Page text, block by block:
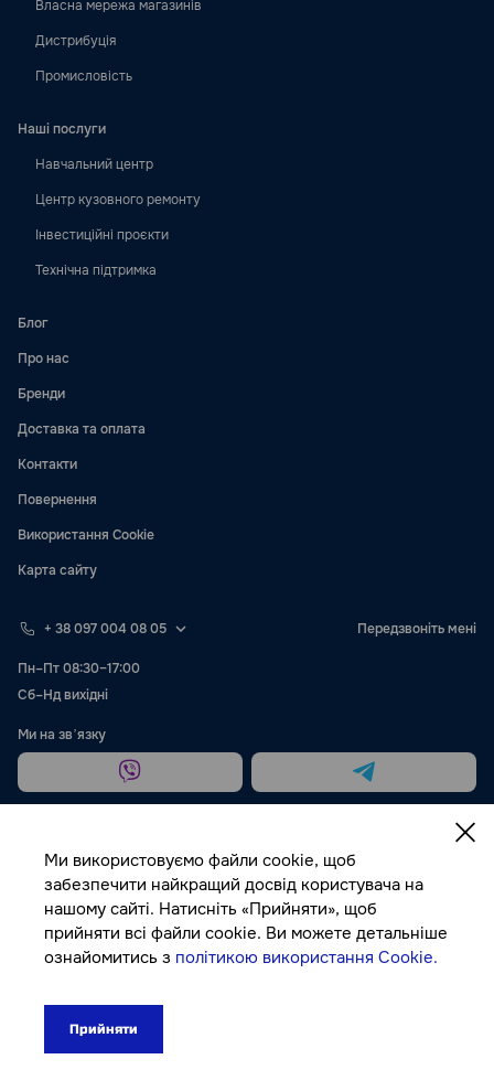
1770₴
Власна мережа магазинів
Дистрибуція
Промисловість
Наші послуги
Навчальний центр
Центр кузовного ремонту
Інвестиційні проєкти
Технічна підтримка
Блог
Про нас
Бренди
Доставка та оплата
Контакти
Повернення
Використання Cookie
Карта сайту
+ 38 097 004 08 05 Передзвоніть мені
Пн–Пт 08:30–17:00
Сб–Нд вихідні
Ми на звʼязку
© Autocolor, 2026
Публічна оферта
Ми використовуємо файли cookie, щоб
забезпечити найкращий досвід користувача на
нашому сайті. Натисніть «Прийняти», щоб
прийняти всі файли cookie. Ви можете детальніше
ознайомитись з політикою використання Cookie.
Прийняти